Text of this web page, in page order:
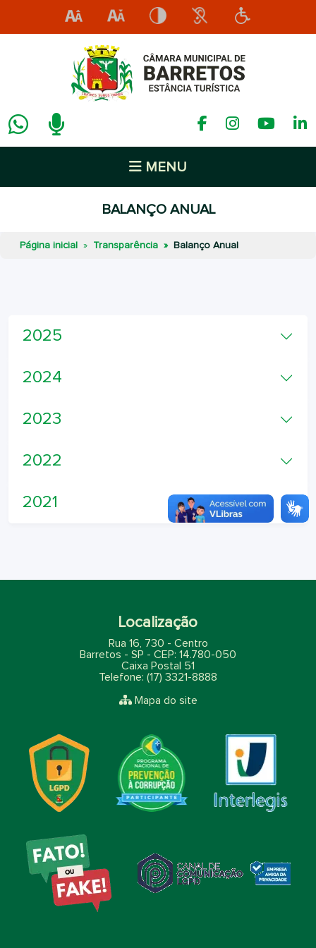
MENU
BALANÇO ANUAL
Página inicial Transparência Balanço Anual
2025
2024
2023
2022
2021
Localização
Rua 16, 730 - Centro
Barretos - SP - CEP: 14.780-050
Caixa Postal 51
Telefone: (17) 3321-8888
Mapa do site